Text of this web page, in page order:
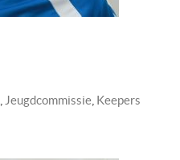
Jeugdcommissie Keepers